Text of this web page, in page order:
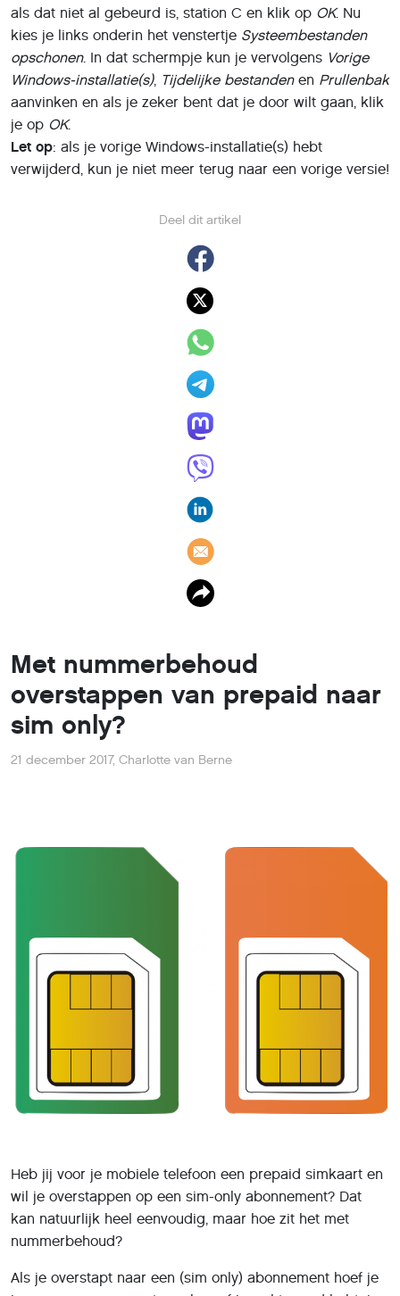
Met nummerbehoud
overstappen van prepaid naar
Charlotte van Berne
wil je overstappen op een sim-only abonnement? Dat
kan natuurlijk heel eenvoudig, maar hoe zit het met
Als je overstapt naar een (sim only) abonnement hoef je
je geen zorgen meer te maken of je wel tegoed hebt: je
minuten en MB’s. Voordat je overstapt is alleen de vraag:
sim only abonnement en daarbij je nummer behouden?
Het is een vraag die op het blog vansim-onlyprovider
Simyois behandeld. In het blog legt de provider uit hoe
ik overstap naar sim only? Hoe zit het, kortom, met
nummerbehoud?
Overstappen van prepaid naar sim only
overstappen naar sim only. Met prepaid ben je immers